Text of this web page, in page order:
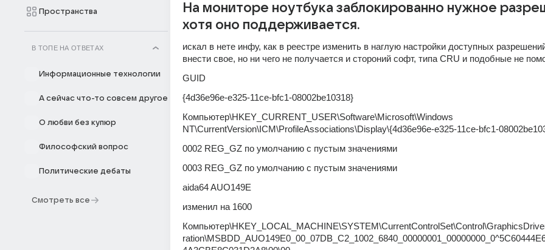
Пространства
В ТОПЕ НА ОТВЕТАХ
Информационные технологии
А сейчас что-то совсем другое
О любви без купюр
Философский вопрос
Политические дебаты
Смотреть все
На мониторе ноутбука заблокированно нужное
хотя оно поддерживается.
искал в нете инфу, как в реестре изменить в наглую настройки доступных
внести свое, но ни чего не получается и стороний софт, типа CRU и подобные не
GUID
{4d36e96e-e325-11ce-bfc1-08002be10318}
Компьютер\HKEY_CURRENT_USER\Software\Microsoft\Windows
NT\CurrentVersion\ICM\ProfileAssociations\Display\{4d36e96e-e325-11ce-bfc1-
0002 REG_GZ по умолчанию с пустым значениями
0003 REG_GZ по умолчанию с пустым значениями
aida64 AUO149E
изменил на 1600